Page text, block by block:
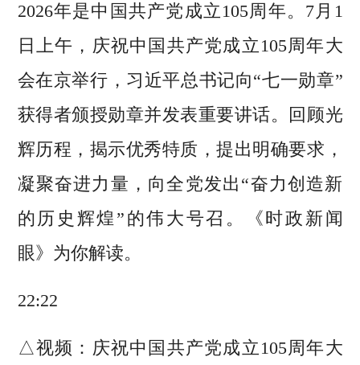
2026年是中国共产党成立105周年。7月1
日上午，庆祝中国共产党成立105周年大
会在京举行，习近平总书记向“七一勋章”
获得者颁授勋章并发表重要讲话。回顾光
辉历程，揭示优秀特质，提出明确要求，
凝聚奋进力量，向全党发出“奋力创造新
的历史辉煌”的伟大号召。《时政新闻
眼》为你解读。
22:22
△视频：庆祝中国共产党成立105周年大